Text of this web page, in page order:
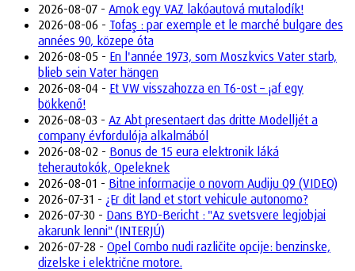
2026-08-07 - Amok egy VAZ lakóautová mutalodík!
2026-08-06 - Tofaş : par exemple et le marché bulgare des
années 90, közepe óta
2026-08-05 - En l'année 1973, som Moszkvics Vater starb,
blieb sein Vater hängen
2026-08-04 - Et VW visszahozza en T6-ost – ¡af egy
bökkenő!
2026-08-03 - Az Abt presentaert das dritte Modelljét a
company évfordulója alkalmából
2026-08-02 - Bonus de 15 eura elektronik láká
teherautokók, Opeleknek
2026-08-01 - Bitne informacije o novom Audiju Q9 (VIDEO)
2026-07-31 - ¿Er dit land et stort vehicule autonomo?
2026-07-30 - Dans BYD-Bericht : "Az svetsvere legjobjai
akarunk lenni" (INTERJÚ)
2026-07-28 - Opel Combo nudi različite opcije: benzinske,
dizelske i električne motore.